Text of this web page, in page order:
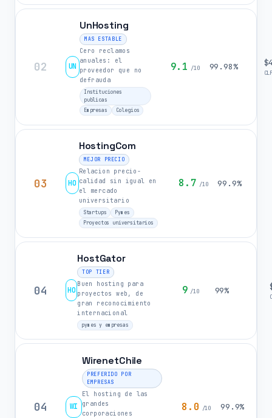
02 UN
UnHosting
MAS ESTABLE
Cero reclamos
anuales: el
proveedor que no
defrauda
Instituciones
publicas
Empresas
Colegios
9.1 /10 99.98%
03 HO
HostingCom
MEJOR PRECIO
Relacion precio-
calidad sin igual en
el mercado
universitario
Startups
Pymes
Proyectos universitarios
8.7 /10 99.9%
04 HO
HostGator
TOP TIER
Buen hosting para
proyectos web, de
gran reconocimiento
internacional
pymes y empresas
9 /10 99%
04 WI
WirenetChile
PREFERIDO POR
EMPRESAS
El hosting de las
grandes
corporaciones
8.0 /10 99.9%